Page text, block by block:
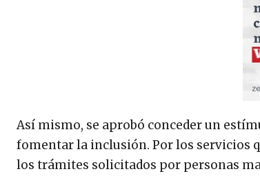
Así mismo, se aprobó conceder un
fomentar la inclusión. Por los servicios
los trámites solicitados por personas